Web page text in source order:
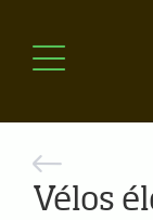
Aspects
Vélos